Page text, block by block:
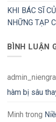
KHI BÁC SĨ
NHỮNG TẠP
BÌNH LUẬN
hàm bị sâu
Minh trong